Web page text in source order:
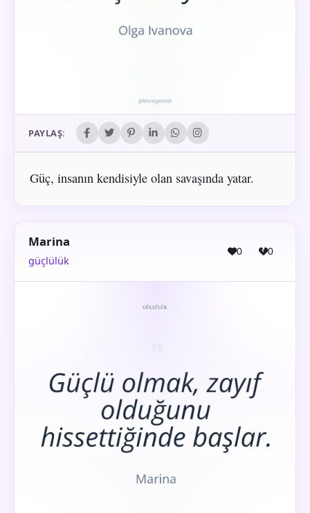
PAYLAŞ:
Güç, insanın kendisiyle olan savaşında yatar.
Marina
güçlülük
0 0